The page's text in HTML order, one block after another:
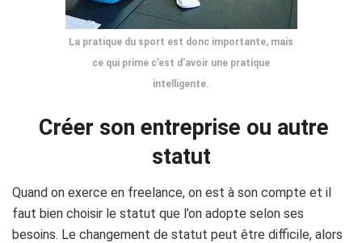
La pratique du sport est donc importante, mais
ce qui prime c’est d’avoir une pratique
intelligente.
Créer son entreprise ou autre
statut
Quand on exerce en freelance, on est à son compte et il
faut bien choisir le statut que l’on adopte selon ses
besoins. Le changement de statut peut être difficile, alors